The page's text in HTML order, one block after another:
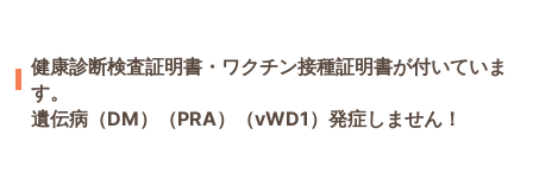
健康診断検査証明書・ワクチン接種証明書が付いていま
す。
遺伝病（DM）（PRA）（vWD1）発症しません！